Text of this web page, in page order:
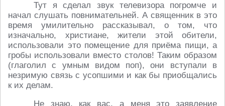
Тут я сделал звук телевизора погромче и
начал слушать повнимательней. А священник в это
время умилительно рассказывал, о том, что
изначально, христиане, жители этой обители,
использовали это помещение для приёма пищи, а
гробы использовали вместо столов! Таким образом
(глаголил с умным видом поп), они вступали в
незримую связь с усопшими и как бы приобщались
к их делам.
Не знаю, как вас, а меня это заявление